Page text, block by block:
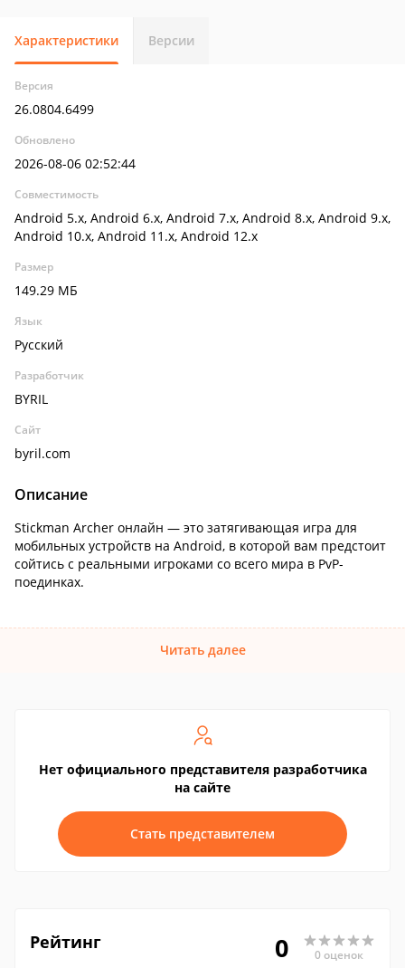
Характеристики Версии
Версия
26.0804.6499
Обновлено
2026-08-06 02:52:44
Совместимость
Android 5.x, Android 6.x, Android 7.x, Android 8.x, Android 9.x,
Android 10.x, Android 11.x, Android 12.x
Размер
149.29 МБ
Язык
Русский
Разработчик
BYRIL
Сайт
byril.com
Описание
Stickman Archer онлайн — это затягивающая игра для
мобильных устройств на Android, в которой вам предстоит
сойтись с реальными игроками со всего мира в PvP-
поединках.
Читать далее
Нет официального представителя разработчика
на сайте
Стать представителем
Рейтинг 0 0 оценок